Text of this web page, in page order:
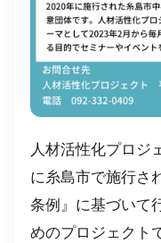
人材活性化プロジ
に糸島市で施行さ
条例』に基づいて
めのプロジェクト